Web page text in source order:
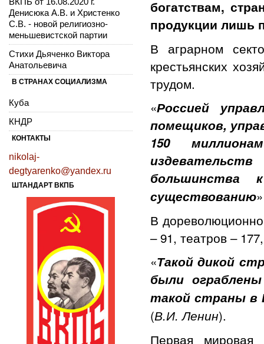
богатствам,
продукции лишь
В аграрном
крестьянских
трудом.
«Россией
помещиков,
150
большинства
существованию
В
– 91, театров –
«Такой дикой
были
такой страны в
(В.И. Ленин).
Первая мировая
Денисюка А.В. и Христенко
С.В. - новой религиозно-
меньшевистской партии
Стихи Дьяченко Виктора
Анатольевича
В СТРАНАХ СОЦИАЛИЗМА
Куба
КНДР
КОНТАКТЫ
nikolaj-
degtyarenko@yandex.ru
ШТАНДАРТ ВКПБ